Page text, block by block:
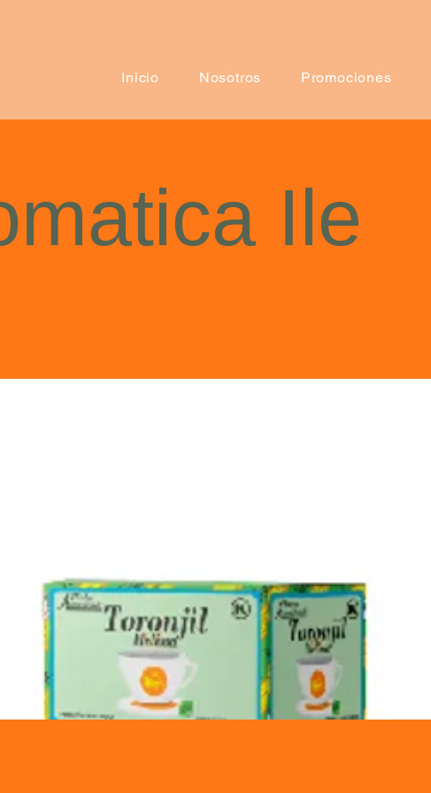
Inicio Nosotros Promociones
Ile